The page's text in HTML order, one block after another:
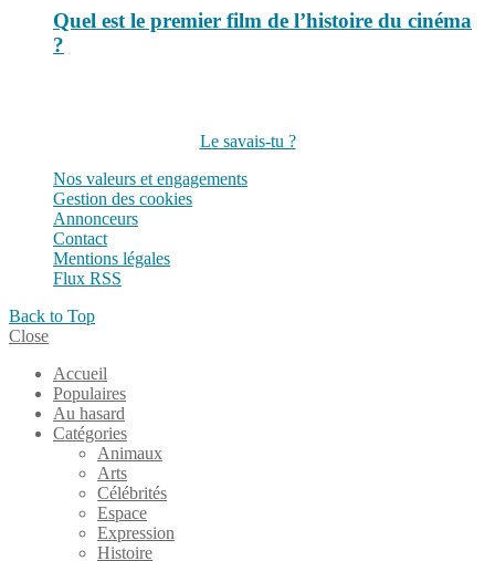
Quel est le premier film de l’histoire du cinéma
?
Le savais-tu ?
Nos valeurs et engagements
Gestion des cookies
Annonceurs
Contact
Mentions légales
Flux RSS
Back to Top
Close
Accueil
Populaires
Au hasard
Catégories
Animaux
Arts
Célébrités
Espace
Expression
Histoire